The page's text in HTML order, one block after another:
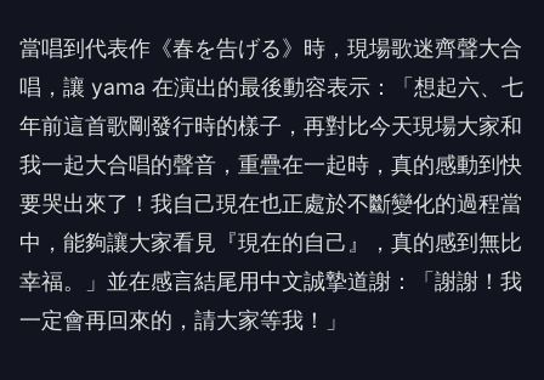
當唱到代表作《春を告げる》時，現場歌迷齊聲大合
唱，讓 yama 在演出的最後動容表示：「想起六、七
年前這首歌剛發行時的樣子，再對比今天現場大家和
我一起大合唱的聲音，重疊在一起時，真的感動到快
要哭出來了！我自己現在也正處於不斷變化的過程當
中，能夠讓大家看見『現在的自己』，真的感到無比
幸福。
」並在感言結尾用中文誠摯道謝：「謝謝！我
一定會再回來的，請大家等我！」